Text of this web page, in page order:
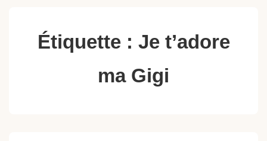
Étiquette : Je t’adore
ma Gigi